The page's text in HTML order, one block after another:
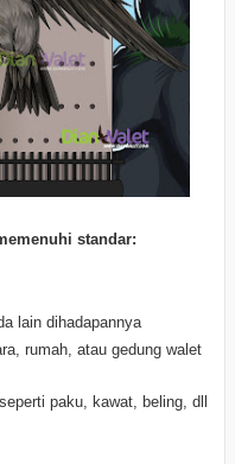
standar:
lain dihadapannya
rumah, atau gedung walet
paku, kawat, beling, dll